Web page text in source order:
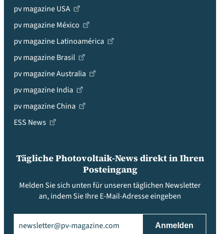
pv magazine USA
pv magazine México
pv magazine Latinoamérica
pv magazine Brasil
pv magazine Australia
pv magazine India
pv magazine China
ESS News
Tägliche Photovoltaik-News direkt in Ihren
Posteingang
Melden Sie sich unten für unseren täglichen Newsletter
an, indem Sie Ihre E-Mail-Adresse eingeben